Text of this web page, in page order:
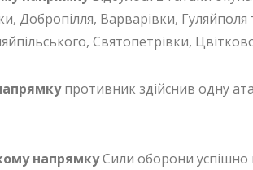
Добропілля, Варварівки, Гуляйполя
Святопетрівки,
противник здійснив одну
напрямкуСили оборони успішно